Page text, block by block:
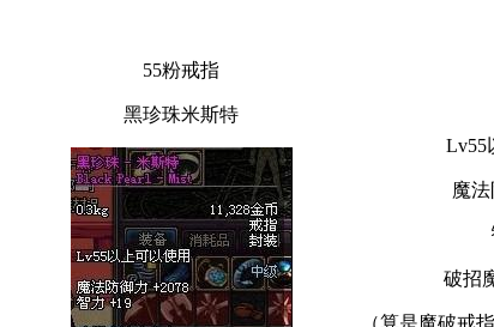
55粉戒指
黑珍珠米斯特
Lv55
魔
破招
（算是魔破戒